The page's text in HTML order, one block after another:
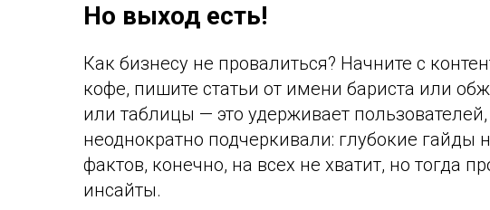
Но выход есть!
Как бизнесу не провалиться? Начните с
кофе, пишите статьи от имени бариста или
или таблицы — это удерживает
неоднократно подчеркивали: глубокие
фактов, конечно, на всех не хватит, но тогда
инсайты.